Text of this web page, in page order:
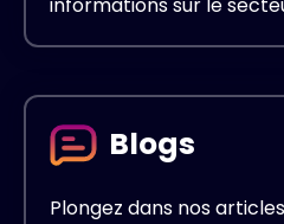
Blogs
Plongez dans nos